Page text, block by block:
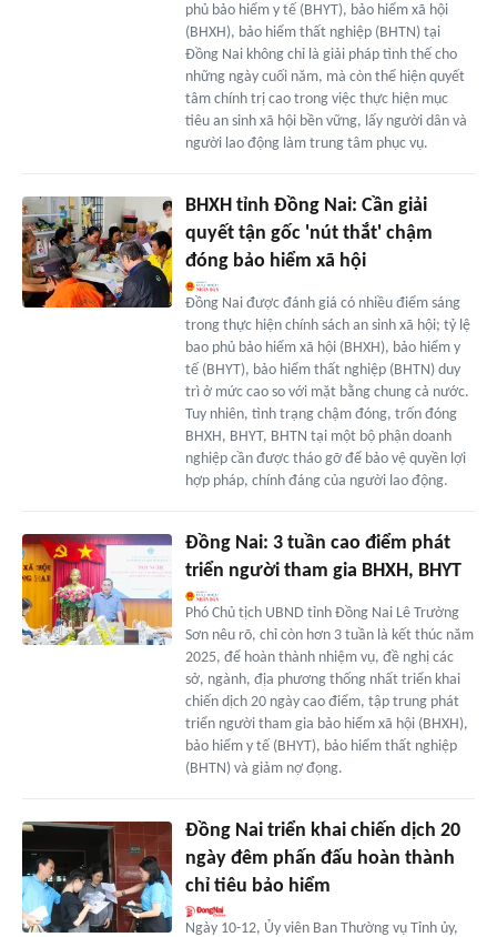
phủ bảo hiểm y tế (BHYT), bảo hiểm xã hội
(BHXH), bảo hiểm thất nghiệp (BHTN) tại
Đồng Nai không chỉ là giải pháp tình thế cho
những ngày cuối năm, mà còn thể hiện quyết
tâm chính trị cao trong việc thực hiện mục
tiêu an sinh xã hội bền vững, lấy người dân và
người lao động làm trung tâm phục vụ.
BHXH tỉnh Đồng Nai: Cần giải
quyết tận gốc 'nút thắt' chậm
đóng bảo hiểm xã hội
Đồng Nai được đánh giá có nhiều điểm sáng
trong thực hiện chính sách an sinh xã hội; tỷ lệ
bao phủ bảo hiểm xã hội (BHXH), bảo hiểm y
tế (BHYT), bảo hiểm thất nghiệp (BHTN) duy
trì ở mức cao so với mặt bằng chung cả nước.
Tuy nhiên, tình trạng chậm đóng, trốn đóng
BHXH, BHYT, BHTN tại một bộ phận doanh
nghiệp cần được tháo gỡ để bảo vệ quyền lợi
hợp pháp, chính đáng của người lao động.
Đồng Nai: 3 tuần cao điểm phát
triển người tham gia BHXH, BHYT
Phó Chủ tịch UBND tỉnh Đồng Nai Lê Trường
Sơn nêu rõ, chỉ còn hơn 3 tuần là kết thúc năm
2025, để hoàn thành nhiệm vụ, đề nghị các
sở, ngành, địa phương thống nhất triển khai
chiến dịch 20 ngày cao điểm, tập trung phát
triển người tham gia bảo hiểm xã hội (BHXH),
bảo hiểm y tế (BHYT), bảo hiểm thất nghiệp
(BHTN) và giảm nợ đọng.
Đồng Nai triển khai chiến dịch 20
ngày đêm phấn đấu hoàn thành
chỉ tiêu bảo hiểm
Ngày 10-12, Ủy viên Ban Thường vụ Tỉnh ủy,